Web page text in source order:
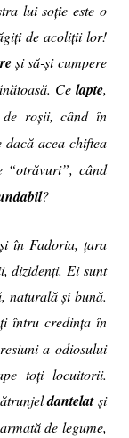
lui soție este o
de acoliții lor!
și să-și cumpere
Ce lapte,
roșii, când în
dacă acea chiftea
“otrăvuri”, când
?
în Fadoria, țara
dizidenți. Ei sunt
naturală și bună.
întru credința în
a odiosului
toți locuitorii.
dantelatși
de legume,